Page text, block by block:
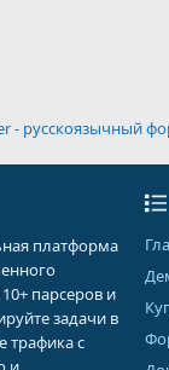
- русскоязычный
платформа
парсеров и
задачи в
трафика с